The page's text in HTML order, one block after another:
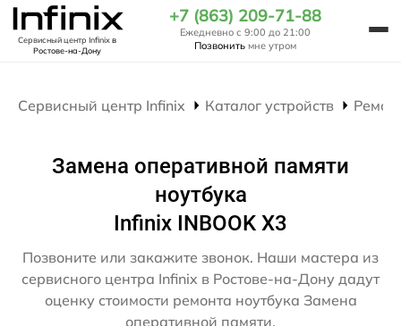
Сервисный центр Infinixв
Ростове-на-Дону
+7 (863) 209-71-88
Ежедневно с 9:00 до 21:00
Позвонить мне утром
Сервисный центр Infinix Каталог устройств
Замена оперативной памяти
ноутбука
Infinix INBOOK X3
Позвоните или закажите звонок. Наши мастера из
сервисного центра Infinix в Ростове-на-Дону дадут
оценку стоимости ремонта ноутбука Замена
оперативной памяти.